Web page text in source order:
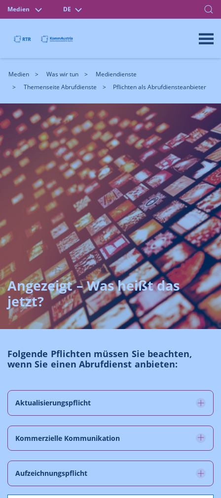
Medien DE
Medien Was wir tun
Mediendienste
Themenseite Abrufdienste
Pflichten als Abrufdiensteanbieter
Angezeigt – Was heißt das
jetzt?
Folgende Pflichten müssen Sie beachten,
wenn Sie einen Abrufdienst anbieten:
Aktualisierungspflicht
Kommerzielle Kommunikation
Aufzeichnungspflicht